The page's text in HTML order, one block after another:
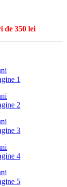
de 350 lei